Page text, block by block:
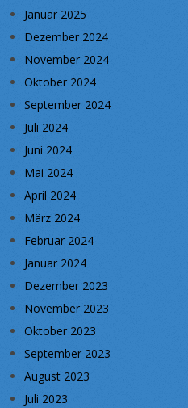
Januar 2025
Dezember 2024
November 2024
Oktober 2024
September 2024
Juli 2024
Juni 2024
Mai 2024
April 2024
März 2024
Februar 2024
Januar 2024
Dezember 2023
November 2023
Oktober 2023
September 2023
August 2023
Juli 2023